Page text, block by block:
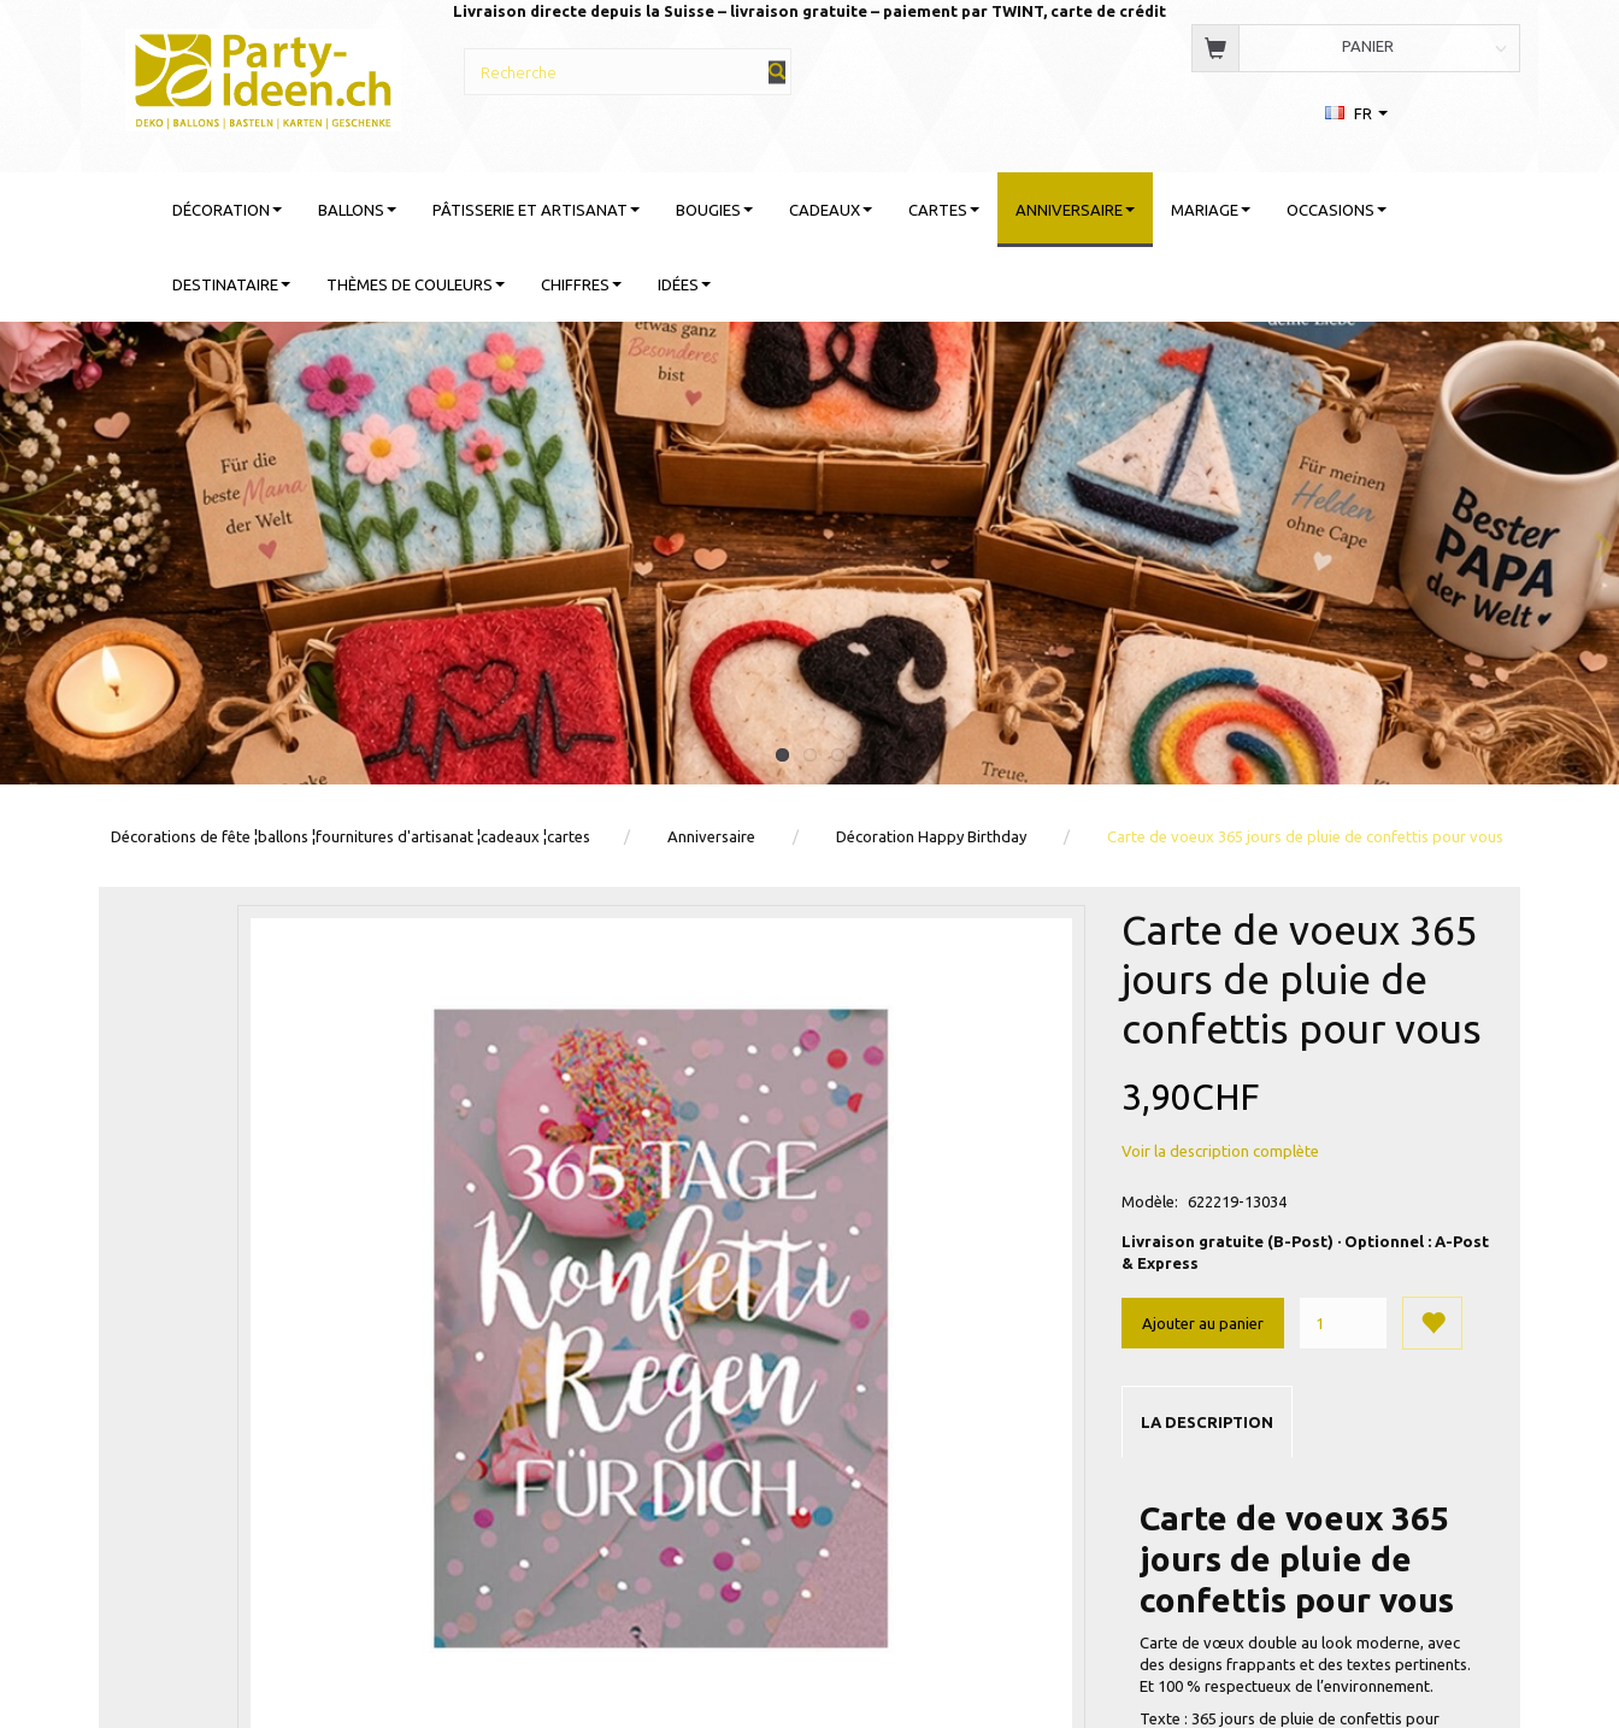
Livraison directe depuis la Suisse – livraison gratuite – paiement par TWINT, carte de crédit
PANIER
FR
DÉCORATION BALLONS PÂTISSERIE ET ARTISANAT BOUGIES CADEAUX CARTES ANNIVERSAIRE MARIAGE OCCASIONS
DESTINATAIRE THÈMES DE COULEURS CHIFFRES IDÉES
Décorations de fête ¦ballons ¦fournitures d'artisanat ¦cadeaux ¦cartes Anniversaire Décoration Happy Birthday Carte de voeux 365 jours de pluie de confettis pour vous
Carte de voeux 365
jours de pluie de
confettis pour vous
3,90CHF
Voir la description complète
Modèle: 622219-13034
Livraison gratuite (B-Post) · Optionnel : A-Post
& Express
Ajouter au panier
LA DESCRIPTION
Carte de voeux 365
jours de pluie de
confettis pour vous
Carte de vœux double au look moderne, avec
des designs frappants et des textes pertinents.
Et 100 % respectueux de l’environnement.
Texte : 365 jours de pluie de confettis pour